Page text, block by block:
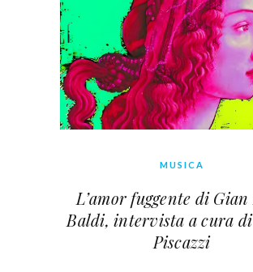
MUSICA
L’amor fuggente di
Baldi, intervista a cura
Piscazzi